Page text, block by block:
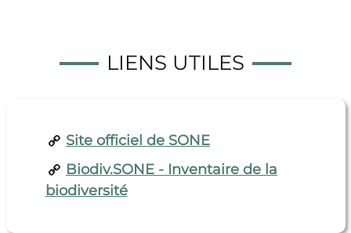
LIENS UTILES
Site officiel de SONE
Biodiv.SONE - Inventaire de la
biodiversité